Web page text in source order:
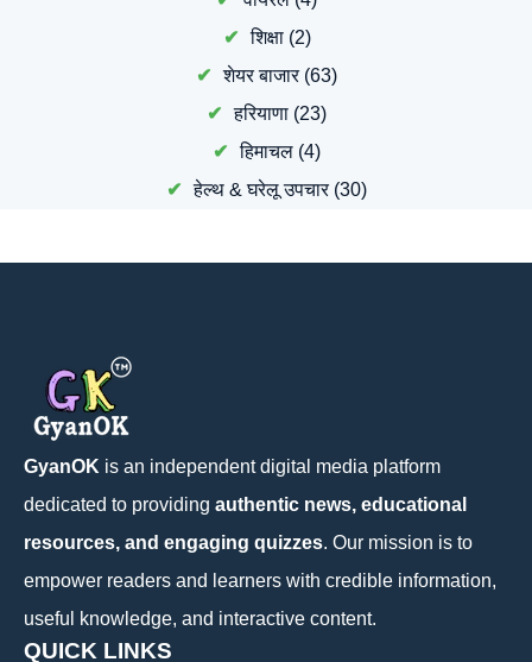
शिक्षा(2)
शेयर बाजार(63)
हरियाणा (23)
हिमाचल (4)
हेल्थ & घरेलू उपचार(30)
GyanOK is an independent digital media platform
dedicated to providing authentic news, educational
resources, and engaging quizzes. Our mission is to
empower readers and learners with credible information,
useful knowledge, and interactive content.
QUICK LINKS